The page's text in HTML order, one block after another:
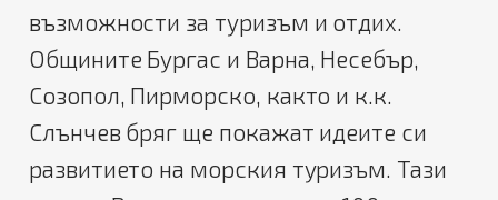
възможности за туризъм и отдих.
Общините Бургас и Варна, Несебър,
Созопол, Пирморско, както и к.к.
Слънчев бряг ще покажат идеите си
развитието на морския туризъм. Тази